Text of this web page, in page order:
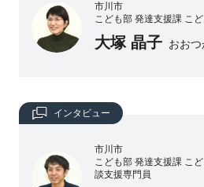
市川市
こども部 発達支援課 こ
大塚 晶子 おおつ
インタビュー
市川市
こども部 発達支援課 こ
談支援専門員